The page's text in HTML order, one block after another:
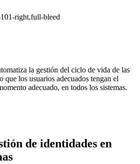
right,full-bleed
la gestión del ciclo de vida de las
que los usuarios adecuados tengan el
adecuado, en todos los sistemas.
de identidades en